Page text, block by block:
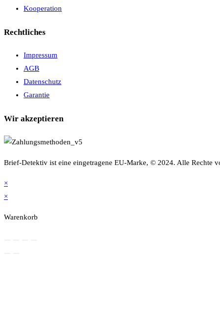
Kooperation
Rechtliches
Impressum
AGB
Datenschutz
Garantie
Wir akzeptieren
Brief-Detektiv ist eine eingetragene EU-Marke, © 2024. Alle Rechte
×
×
Warenkorb